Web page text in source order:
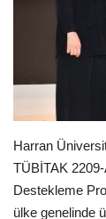
Siyaset
Galeriler
Künye
Harran
TÜBİTAK
Destekleme
ülke genelinde